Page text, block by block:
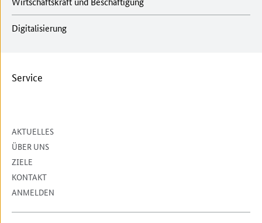
Digitalisierung
Service
AKTUELLES
ÜBER UNS
ZIELE
KONTAKT
ANMELDEN